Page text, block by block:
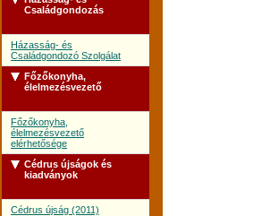
Családgondozás
Házasság- és
Családgondozó Szolgálat
Főzőkonyha,
élelmezésvezető
Főzőkonyha,
élelmezésvezető
elérhetősége
Cédrus újságok és
kiadványok
Cédrus újság (2011)